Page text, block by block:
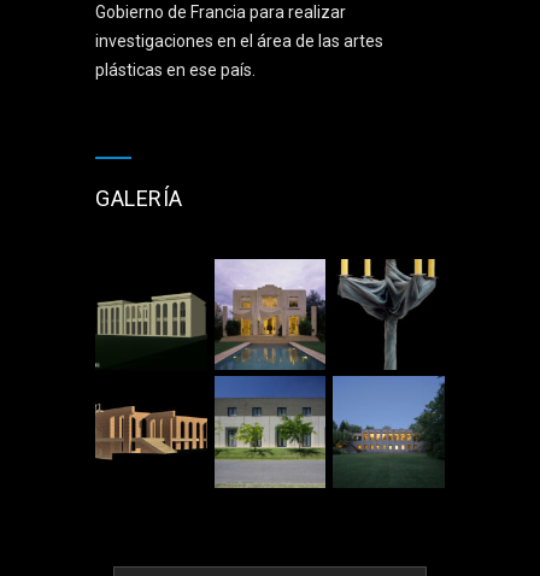
Gobierno de Francia para realizar
investigaciones en el área de las artes
plásticas en ese país.
GALERÍA